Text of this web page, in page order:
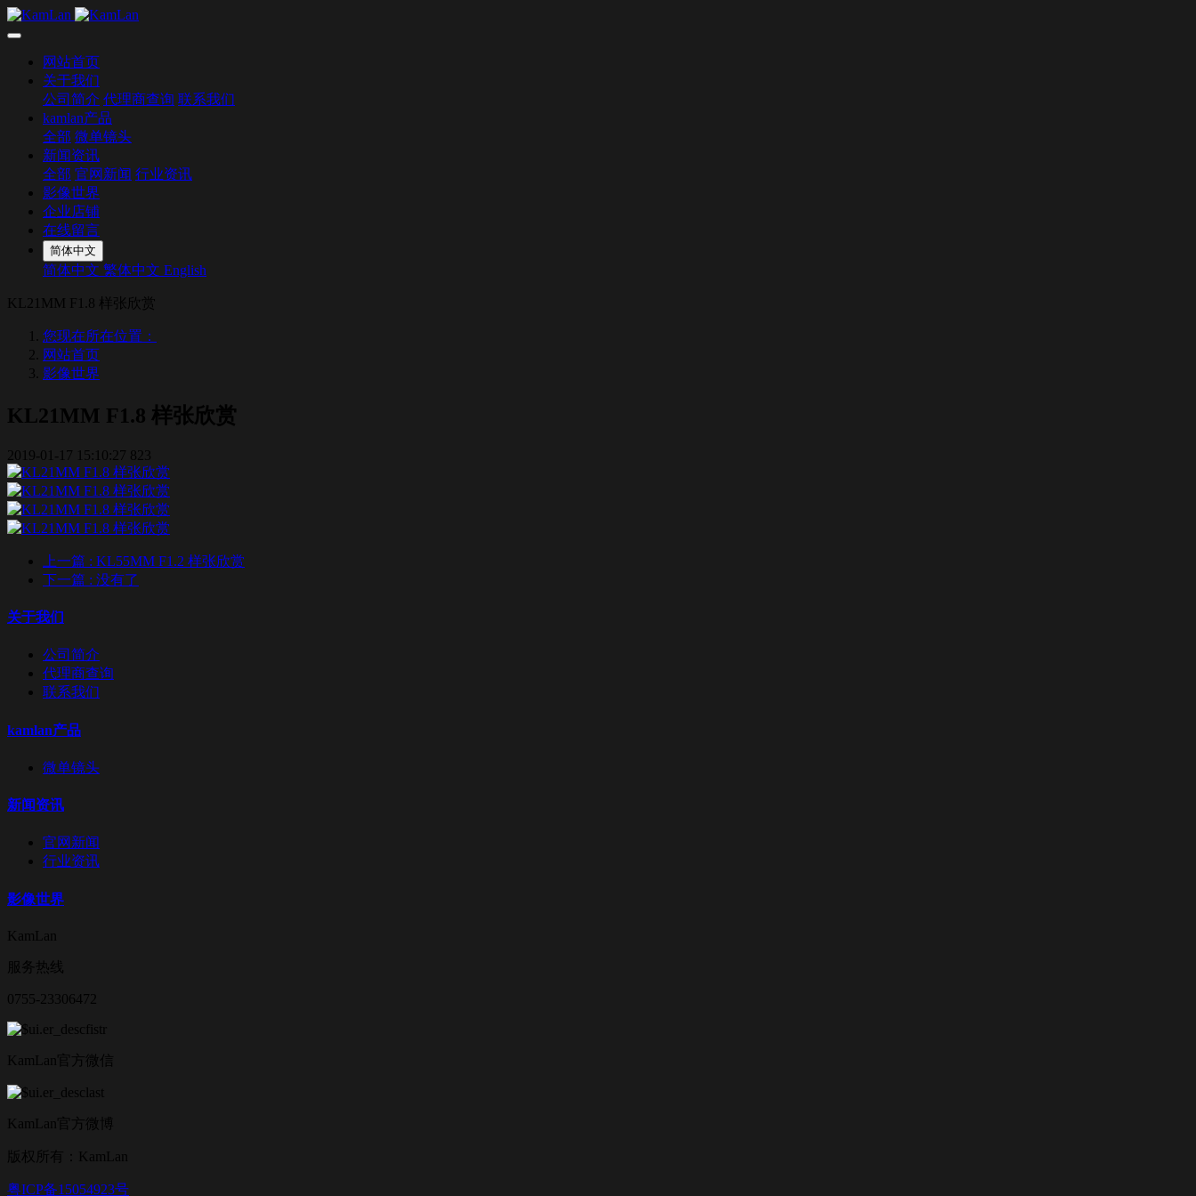
网站首页
关于我们
公司简介 代理商查询 联系我们
kamlan产品
全部 微单镜头
新闻资讯
全部 官网新闻 行业资讯
影像世界
企业店铺
在线留言
简体中文
简体中文 繁体中文 English
KL21MM F1.8 样张欣赏
您现在所在位置：
网站首页
影像世界
KL21MM F1.8 样张欣赏
2019-01-17 15:10:27 823
上一篇 : KL55MM F1.2 样张欣赏
下一篇 : 没有了
关于我们
公司简介
代理商查询
联系我们
kamlan产品
微单镜头
新闻资讯
官网新闻
行业资讯
影像世界
KamLan
服务热线
0755-23306472
KamLan官方微信
KamLan官方微博
版权所有：KamLan
粤ICP备15054923号